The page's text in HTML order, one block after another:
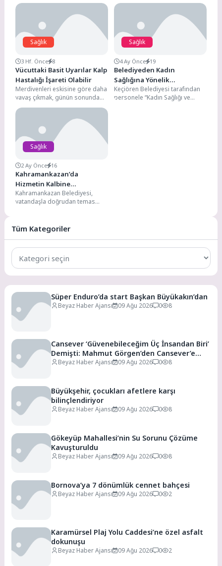
Sağlık
3 Hf. Önce 8
Vücuttaki Basit Uyarılar Kalp
Hastalığı İşareti Olabilir
Merdivenleri eskisine göre daha
yavaş çıkmak, günün sonunda
daha çabuk yorulmak ya da kısa
süreli kalp çarpıntıları...
Sağlık
4 Ay Önce 19
Belediyeden Kadın
Sağlığına Yönelik
Bilinçlendirme Semineri
Keçiören Belediyesi tarafından
personele “Kadın Sağlığı ve
Sağlık
2 Ay Önce 16
Kahramankazan’da
Hizmetin Kalbine
“Psikolojik” Dokunuş!
Kahramankazan Belediyesi,
vatandaşla doğrudan temas
Düzenlenen "İletişim Gücü...
Tüm Kategoriler
Tüm
Kategoriler
Süper Enduro’da start Başkan Büyükakın’dan
Beyaz Haber Ajansı 09 Ağu 2026 0 8
Cansever ‘Güvenebileceğim Üç İnsandan Biri’
Demişti: Mahmut Görgen’den Cansever’e
Duygusal Veda
Beyaz Haber Ajansı 09 Ağu 2026 0 8
Büyükşehir, çocukları afetlere karşı
bilinçlendiriyor
Beyaz Haber Ajansı 09 Ağu 2026 0 8
Gökeyüp Mahallesi’nin Su Sorunu Çözüme
Kavuşturuldu
Beyaz Haber Ajansı 09 Ağu 2026 0 8
Bornova’ya 7 dönümlük cennet bahçesi
Beyaz Haber Ajansı 09 Ağu 2026 0 2
Karamürsel Plaj Yolu Caddesi’ne özel asfalt
dokunuşu
Beyaz Haber Ajansı 09 Ağu 2026 0 2